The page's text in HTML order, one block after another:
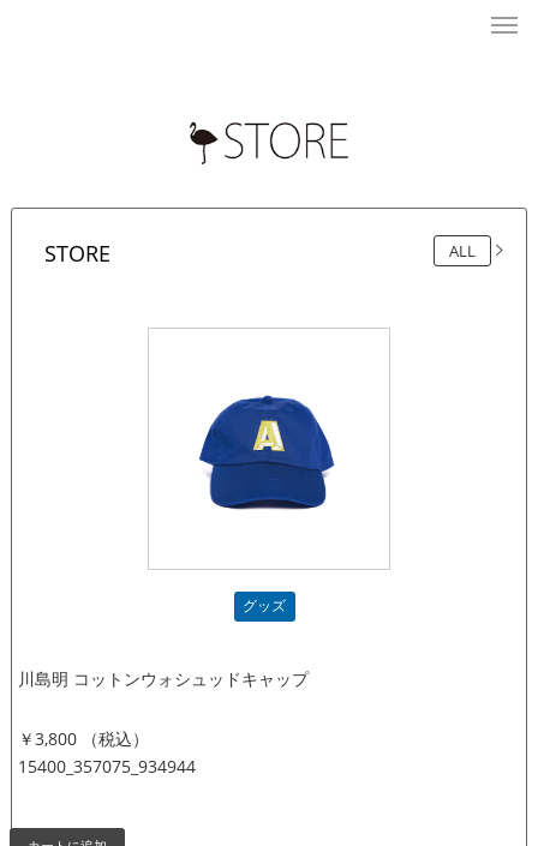
STORE ALL
グッズ
川島明 コットンウォシュッドキャップ
￥3,800 （税込）
15400_357075_934944